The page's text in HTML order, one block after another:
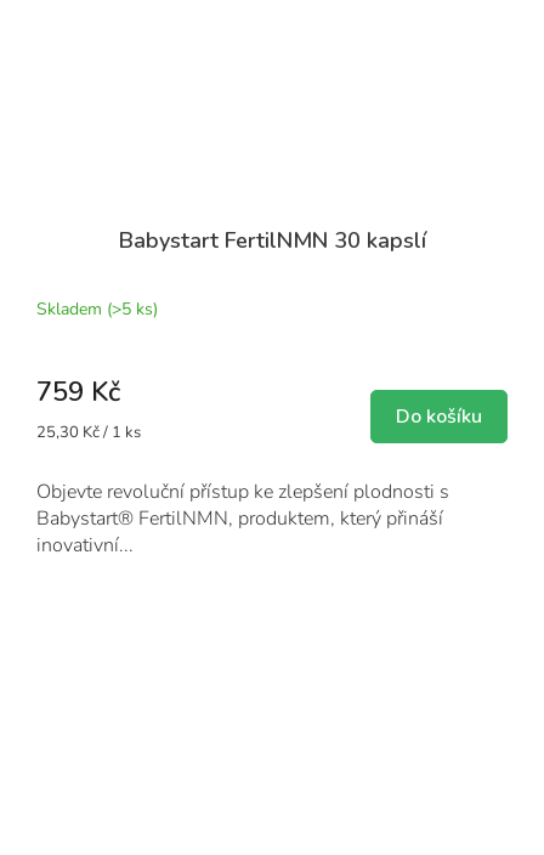
Babystart FertilNMN 30 kapslí
Skladem (>5 ks)
759 Kč
Měrná
25,30 Kč / 1 ks
Do košíku
Objevte revoluční přístup ke zlepšení plodnosti s
Babystart® FertilNMN, produktem, který přináší
inovativní...